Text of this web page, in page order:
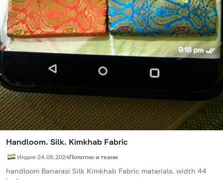
Handloom. Silk. Kimkhab Fabric
Индия·24.08.2024Полотно и ткани
handloom Banarasi Silk Kimkhab Fabric materials. width 44